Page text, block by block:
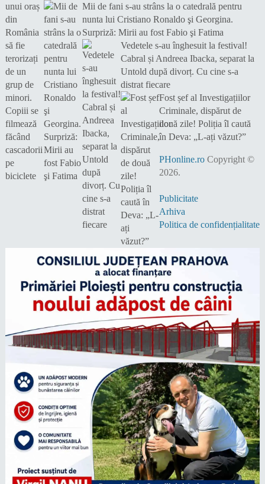
Mii de fani s-au strâns la o catedrală pentru
nunta lui Cristiano Ronaldo şi Georgina.
Surpriză: Mirii au fost Fabio şi Fatima
Vedetele s-au înghesuit la festival!
Cabral și Andreea Ibacka, separat la
Untold după divorț. Cu cine s-a
distrat fiecare
Fost șef al Investigațiilor
Criminale, dispărut de
două zile! Poliția îl caută
în Deva: „L-ați văzut?”
PHonline.roCopyright ©
2026.
Publicitate
Arhiva
Politica de confidențialitate